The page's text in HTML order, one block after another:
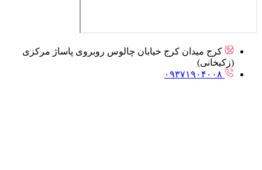
کرج میدان کرج خیابان چالوس روبروی پاساژ مرکزی
(زکیخانی)
۰۹۳۷۱۹۰۴۰۰۸